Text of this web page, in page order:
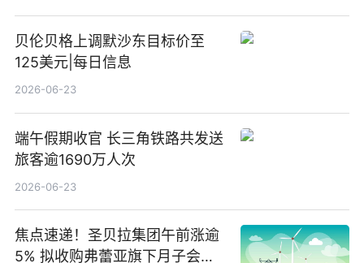
贝伦贝格上调默沙东目标价至
125美元|每日信息
2026-06-23
端午假期收官 长三角铁路共发送
旅客逾1690万人次
2026-06-23
焦点速递！圣贝拉集团午前涨逾
5% 拟收购弗蕾亚旗下月子会所